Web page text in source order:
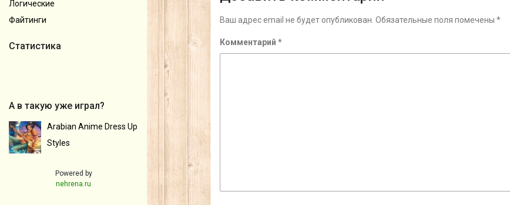
Логические
Файтинги
Статистика
А в такую уже играл?
Arabian Anime Dress Up
Styles
Powered by
nehrena.ru
Ваш адрес email не будет опубликован. Обязательные поля помечены*
Комментарий*